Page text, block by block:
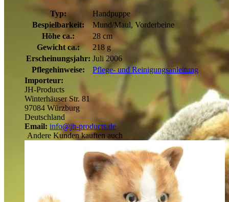
Typ:
Handpuppe
Bespielbarkeit:
Mund/Maul, Vorderbeine
Höhe ca.:
28 cm
Gewicht ca.:
218 g
Erscheinungsjahr: Juli 2006
Pflegehinweise:
Pflege- und Reinigungsanleitung
Importeur:
JH-Products
Winterhäuser Str. 81
97084 Würzburg
Deutschland
Email: info@jh-products.de
Andere Kunden kauften auch